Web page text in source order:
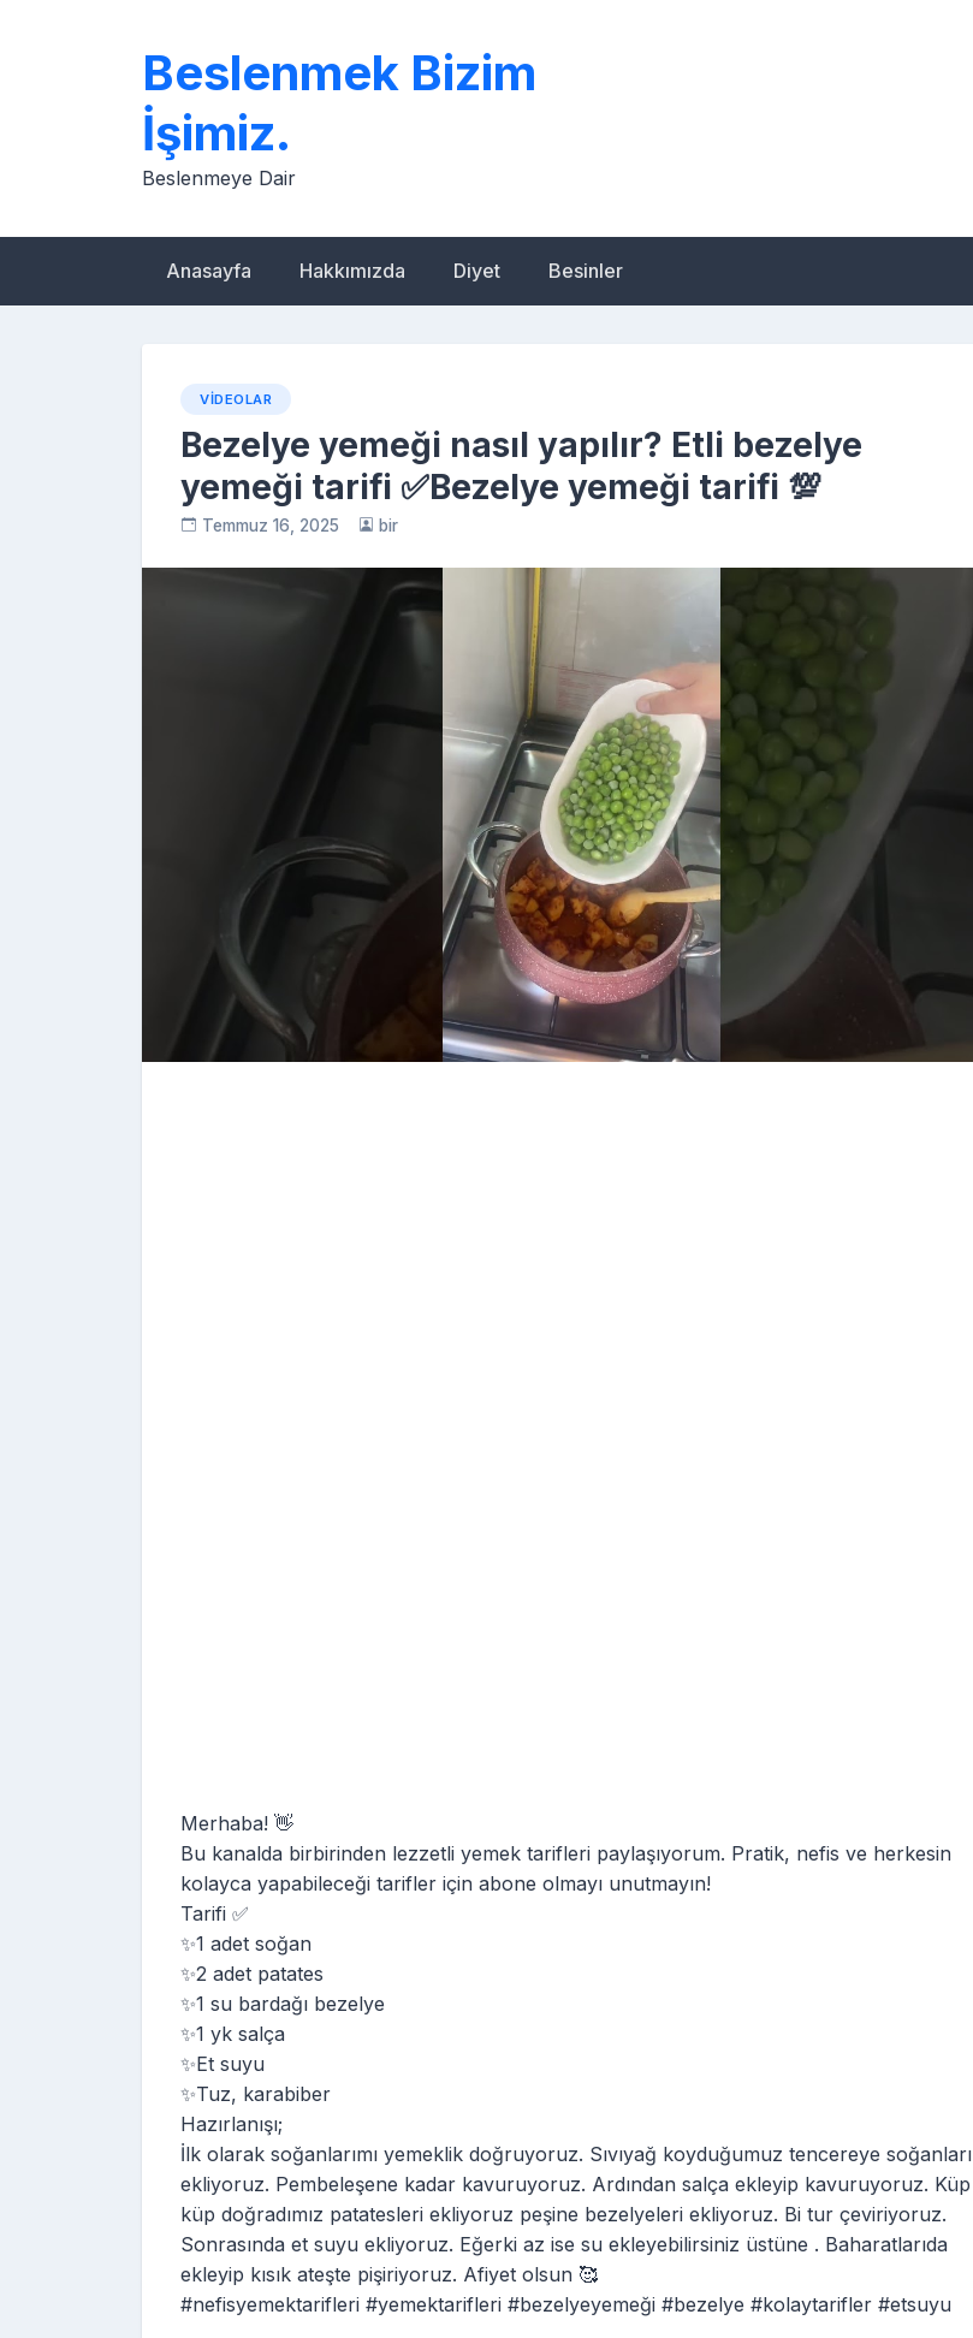
Beslenmek Bizim
İşimiz.
Beslenmeye Dair
Anasayfa Hakkımızda Diyet Besinler
VIDEOLAR
Bezelye yemeği nasıl yapılır? Etli bezelye
yemeği tarifi ✅Bezelye yemeği tarifi 💯
Temmuz 16, 2025 bir
Merhaba! 👋
Bu kanalda birbirinden lezzetli yemek tarifleri paylaşıyorum. Pratik, nefis ve herkesin
kolayca yapabileceği tarifler için abone olmayı unutmayın!
Tarifi ✅
✨1 adet soğan
✨2 adet patates
✨1 su bardağı bezelye
✨1 yk salça
✨Et suyu
✨Tuz, karabiber
Hazırlanışı;
İlk olarak soğanlarımı yemeklik doğruyoruz. Sıvıyağ koyduğumuz tencereye soğanları
ekliyoruz. Pembeleşene kadar kavuruyoruz. Ardından salça ekleyip kavuruyoruz. Küp
küp doğradımız patatesleri ekliyoruz peşine bezelyeleri ekliyoruz. Bi tur çeviriyoruz.
Sonrasında et suyu ekliyoruz. Eğerki az ise su ekleyebilirsiniz üstüne . Baharatlarıda
ekleyip kısık ateşte pişiriyoruz. Afiyet olsun 🥰
#nefisyemektarifleri #yemektarifleri #bezelyeyemeği #bezelye #kolaytarifler #etsuyu